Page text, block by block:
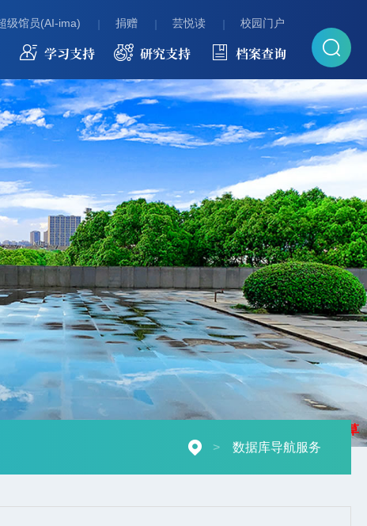
级馆员(AI-ima) 捐赠 芸悦读 校园门户
学习支持 研究支持 档案查询
摄影：秋草
> 数据库导航服务